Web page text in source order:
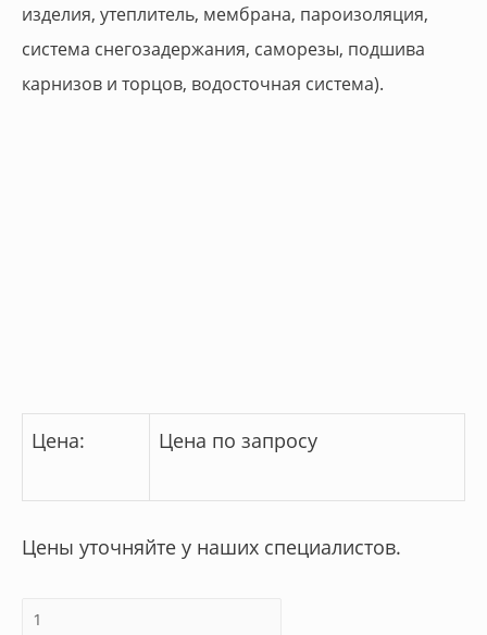
изделия, утеплитель, мембрана, пароизоляция,
система снегозадержания, саморезы, подшива
карнизов и торцов, водосточная система).
Цена: Цена по запросу
Цены уточняйте у наших специалистов.
Количество